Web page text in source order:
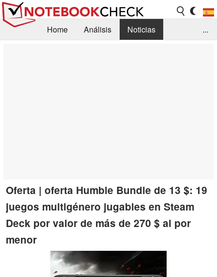
Home Análisis
Noticias
...
Oferta | oferta Humble Bundle de 13 $: 19
juegos multigénero jugables en Steam
Deck por valor de más de 270 $ al por
menor